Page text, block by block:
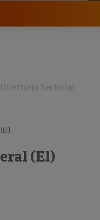
Directorio Sectorial
(El)